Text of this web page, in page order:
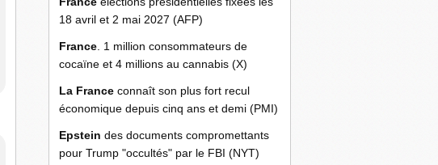
18 avril et 2 mai 2027 (AFP)
France . 1 million consommateurs de
cocaïne et 4 millions au cannabis (X)
La France connaît son plus fort recul
économique depuis cinq ans et demi (PMI)
Epstein des documents compromettants
pour Trump "occultés" par le FBI (NYT)